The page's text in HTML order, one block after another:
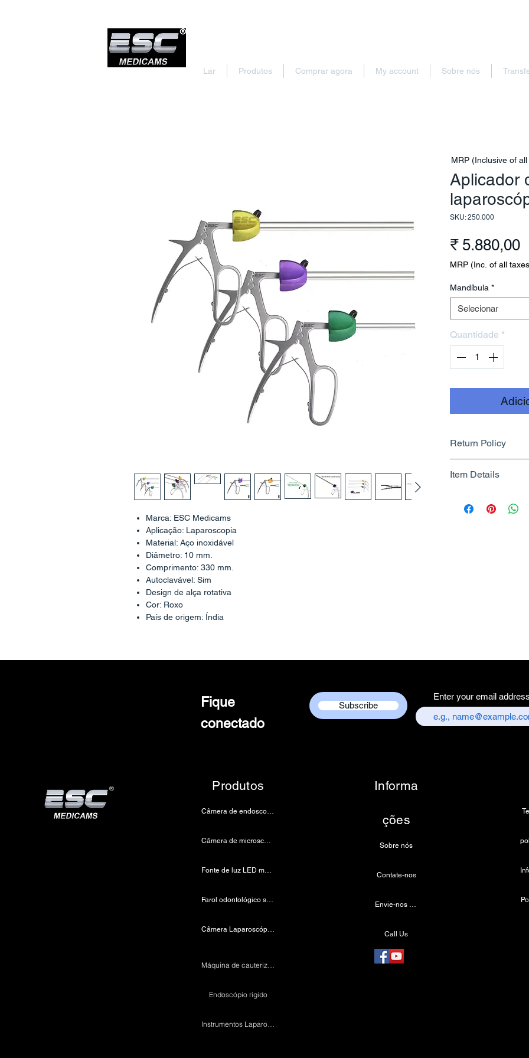
Lar Produtos Comprar agora My account Sobre nós
Marca: ESC Medicams
Aplicação: Laparoscopia
Material: Aço inoxidável
Diâmetro: 10 mm.
Comprimento: 330 mm.
Autoclavável: Sim
Design de alça rotativa
Cor: Roxo
País de origem: Índia
Aplicador
SKU: 250.000
₹ 5.880,00
MRP (Inc. of all
Mandíbula *
Selecionar
Quantidade *
Return Policy
Know More
Item Details
Manufacturer/
MRP (Inclusive of
Fique
conectado
Subscribe
Enter your email address
Produtos
Câmera de endoscopia
Câmera de microscópio 4k
Fonte de luz LED médica
Farol odontológico sem fio
Câmera Laparoscópica
Endoscópio rígido
Informa
ções
Sobre nós
Contate-nos
Envie-nos um e-mail
Call Us